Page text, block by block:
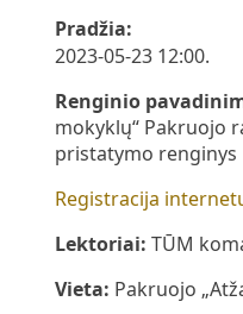
Pradžia:
2023-05-23 12:00.
Renginio
mokyklų“ Pakruojo
pristatymo renginys
Registracija
Lektoriai: TŪM
Vieta: Pakruojo